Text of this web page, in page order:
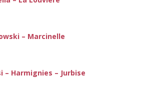
– Marcinelle
– Harmignies – Jurbise